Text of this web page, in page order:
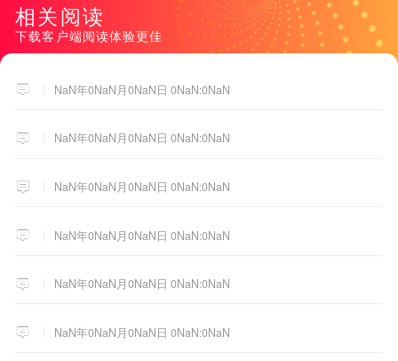
相关阅读
下载客户端阅读体验更佳
NaN年0NaN月0NaN日 0NaN:0NaN
NaN年0NaN月0NaN日 0NaN:0NaN
NaN年0NaN月0NaN日 0NaN:0NaN
NaN年0NaN月0NaN日 0NaN:0NaN
NaN年0NaN月0NaN日 0NaN:0NaN
NaN年0NaN月0NaN日 0NaN:0NaN